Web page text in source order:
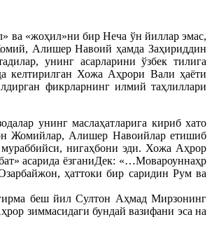
ва «жоҳил»ни бир Неча ўн йиллар эмас,
Алишер Навоий ҳамда Заҳириддин
унинг асарларини ўзбек тилига
келтирилган Хожа Аҳрори Вали ҳаёти
фикрларнинг илмий таҳлиллари
унинг маслаҳатларига кириб хато
Жомийлар, Алишер Навоийлар етишиб
нигаҳбони эди. Хожа Аҳрор
асарида ёзганиДек: «…Мовароуннаҳр
ҳаттоки бир саридин Рум ва
беш йил Султон Аҳмад Мирзонинг
зиммасидаги бундай вазифани эса на